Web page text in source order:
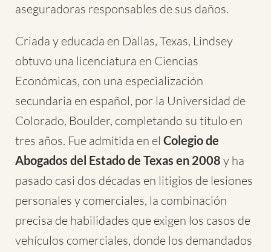
aseguradoras responsables de sus daños.
Criada y educada en Dallas, Texas, Lindsey
obtuvo una licenciatura en Ciencias
Económicas, con una especialización
secundaria en español, por la Universidad de
Colorado, Boulder, completando su título en
tres años. Fue admitida en el Colegio de
Abogados del Estado de Texas en 2008 y ha
pasado casi dos décadas en litigios de lesiones
personales y comerciales, la combinación
precisa de habilidades que exigen los casos de
vehículos comerciales, donde los demandados